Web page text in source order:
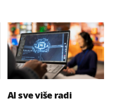
AI sve više radi